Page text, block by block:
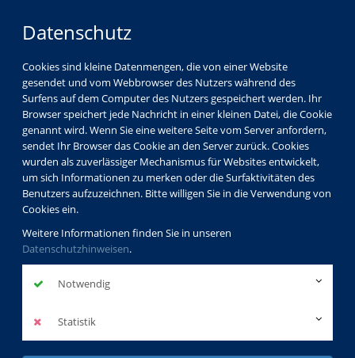
Datenschutz
Cookies sind kleine Datenmengen, die von einer Website
gesendet und vom Webbrowser des Nutzers während des
Surfens auf dem Computer des Nutzers gespeichert werden. Ihr
Browser speichert jede Nachricht in einer kleinen Datei, die Cookie
genannt wird. Wenn Sie eine weitere Seite vom Server anfordern,
sendet Ihr Browser das Cookie an den Server zurück. Cookies
wurden als zuverlässiger Mechanismus für Websites entwickelt,
um sich Informationen zu merken oder die Surfaktivitäten des
Benutzers aufzuzeichnen. Bitte willigen Sie in die Verwendung von
Cookies ein.
Weitere Informationen finden Sie in unseren
Datenschutzhinweisen.
Notwendig
Statistik